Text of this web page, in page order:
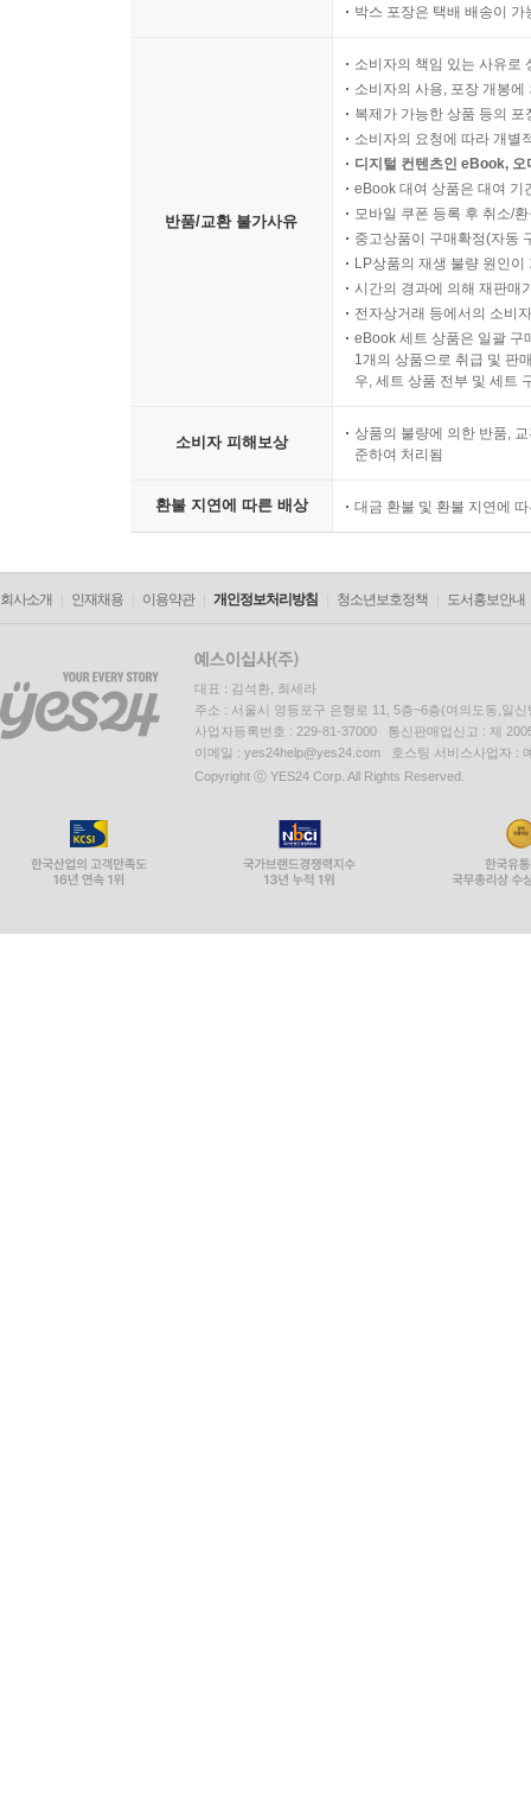
박스 포장은 택배 배송이
반품/교환 불가사유
소비자의 책임 있는 사유로
소비자의 사용, 포장 개봉
복제가 가능한 상품 등의
소비자의 요청에 따라 개별
디지털 컨텐츠인 eBook,
eBook 대여 상품은 대여 기
모바일 쿠폰 등록 후 취소/
중고상품이 구매확정(자동
LP상품의 재생 불량 원인
시간의 경과에 의해 재판매
전자상거래 등에서의 소비
eBook 세트 상품은 일괄 구
1개의 상품으로 취급 및 판
우, 세트 상품 전부 및 세트
소비자 피해보상
상품의 불량에 의한 반품,
준하여 처리됨
환불 지연에 따른 배상 대금 환불 및 환불 지연에
회사소개 인재채용 이용약관 개인정보처리방침 청소년보호정책 도서홍보안내
대표 : 김석환, 최세라
주소 : 서울시 영등포구 은행로 11, 5층~6층(여의도동,일신
사업자등록번호 : 229-81-37000 통신판매업신고 : 제
이메일 : yes24help@yes24.com 호스팅 서비스사업자 :
Copyright ⓒ YES24 Corp. All Rights Reserved.